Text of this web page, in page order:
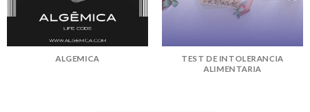
ALGEMICA
TEST DE INTOLERANCIA
ALIMENTARIA